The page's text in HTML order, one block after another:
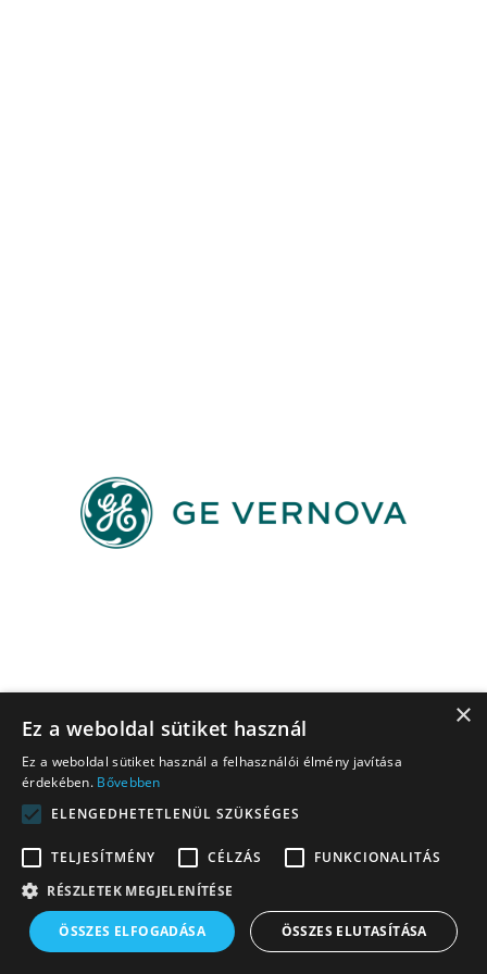
×
Ez a weboldal sütiket használ
Ez a weboldal sütiket használ a felhasználói élmény javítása
érdekében. Bővebben
ELENGEDHETETLENÜL SZÜKSÉGES
TELJESÍTMÉNY CÉLZÁS
FUNKCIONALITÁS
RÉSZLETEK MEGJELENÍTÉSE
ÖSSZES ELFOGADÁSA ÖSSZES ELUTASÍTÁSA